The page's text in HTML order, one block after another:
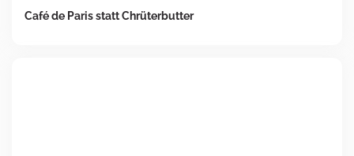
Café de Paris statt Chrüterbutter